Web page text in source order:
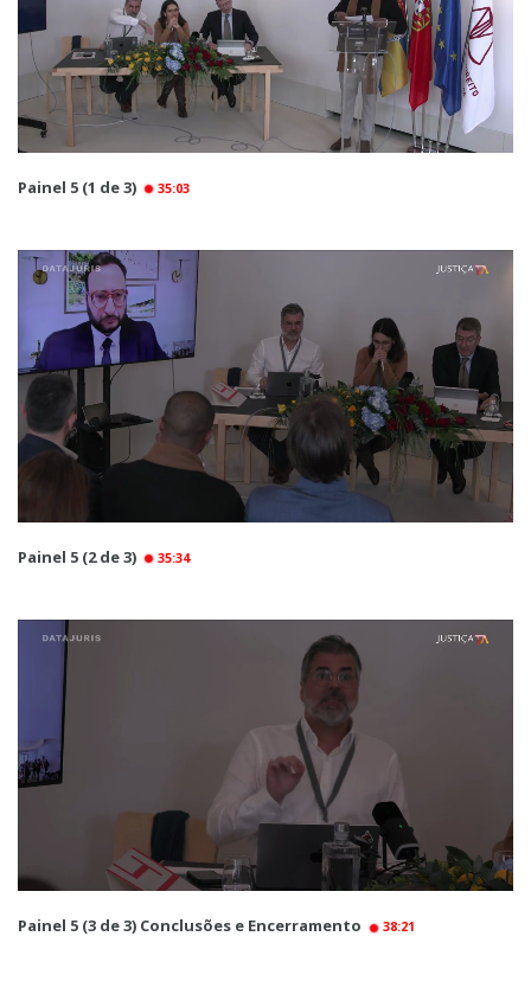
Painel 5 (1 de 3) 35:03
Painel 5 (2 de 3) 35:34
Painel 5 (3 de 3) Conclusões e Encerramento 38:21